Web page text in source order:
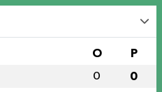
O P
0 0